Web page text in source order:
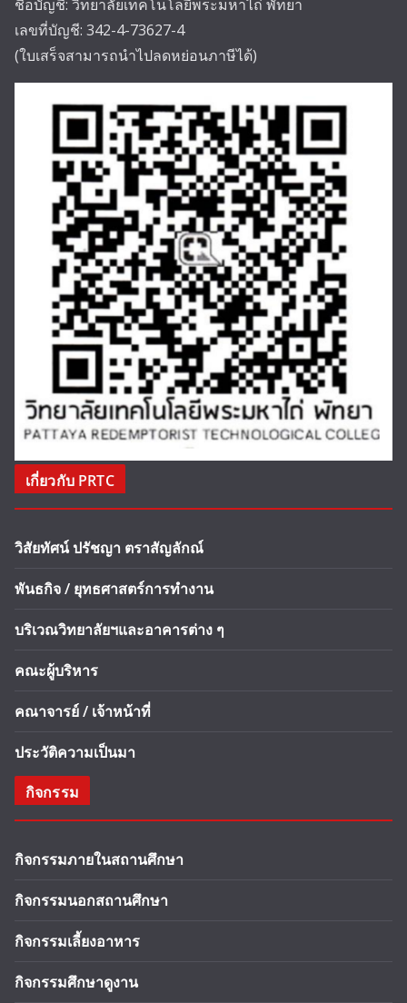
ชื่อบัญชี: วิทยาลัยเทคโนโลยีพระมหาไถ่ พัทยา
เลขที่บัญชี: 342-4-73627-4
(ใบเสร็จสามารถนำไปลดหย่อนภาษีได้)
เกี่ยวกับ PRTC
วิสัยทัศน์ ปรัชญา ตราสัญลักณ์
พันธกิจ / ยุทธศาสตร์การทำงาน
บริเวณวิทยาลัยฯและอาคารต่าง ๆ
คณะผู้บริหาร
คณาจารย์ / เจ้าหน้าที่
ประวัติความเป็นมา
กิจกรรม
กิจกรรมภายในสถานศึกษา
กิจกรรมนอกสถานศึกษา
กิจกรรมเลี้ยงอาหาร
กิจกรรมศึกษาดูงาน